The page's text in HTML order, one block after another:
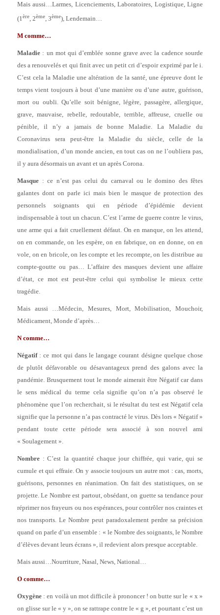
Mais aussi…Larmes, Licenciements, Laboratoires, Logistique, Ligne
(1ère, 2ème, 3ème), Lendemain…
M comme…
Maladie : un mot qui d’emblée sonne grave avec la cadence sourde
des a renouvelés et qui finit avec un petit cri d’espoir exprimé par le i.
C’est cela la Maladie une altération de la santé, une épreuve dont le
temps vient toujours à bout d’une manière ou d’une autre, guérison,
mort ou oubli. Qu’elle soit bénigne, légère, passagère, allergique,
grave, mauvaise, rebelle, redoutable, terrible, affreuse, cruelle ou
pénible, il n’y a jamais de bonne Maladie. La Maladie du
Coronavirus sera peut-être la Maladie du siècle, celle de la
mondialisation, d’un monde ancien, en tout cas on ne l’oubliera pas,
il y aura désormais un avant et un après Corona.
Masque : ce n’est pas celui du carnaval ou le domino des fêtes
galantes dont on parle ici mais bien le masque de protection des
personnels soignants qui en période d’épidémie devient
indispensable à tout un chacun. C’est l’arme de guerre contre le virus,
une arme qui a fait cruellement défaut. On en manque, on les attend,
on en commande, on les espère, on en fabrique, on en donne, on en
vole, on en bricole, on les compte et les recompte, on les distribue au
compte-goutte ou pas… L’affaire des masques devient une affaire
d’état, ce mot est peut-être celui qui symbolise le mieux cette
tragédie.
Mais aussi …Médecin, Mesures, Mort, Mobilisation, Mouchoir,
Médicament, Monde d’après…
N comme…
Négatif: ce mot qui dans le langage courant désigne quelque chose
de plutôt défavorable ou désavantageux prend des galons avec la
pandémie. Brusquement tout le monde aimerait être Négatif car dans
le sens médical du terme cela signifie qu’on n’a pas observé le
phénomène que l’on recherchait, si le résultat du test est Négatif cela
signifie que la personne n’a pas contracté le virus. Dès lors « Négatif »
pendant toute cette période sera associé à son nouvel ami
« Soulagement ».
Nombre : C’est la quantité chaque jour chiffrée, qui varie, qui se
cumule et qui effraie. On y associe toujours un autre mot : cas, morts,
guérisons, personnes en réanimation. On fait des statistiques, on se
projette. Le Nombre est partout, obsédant, on guette sa tendance pour
réprimer nos frayeurs ou nos espérances, pour contrôler nos craintes et
nos transports. Le Nombre peut paradoxalement perdre sa précision
quand on parle d’un ensemble : « le Nombre des soignants, le Nombre
d’élèves devant leurs écrans », il redevient alors presque acceptable.
Mais aussi…Nourriture, Nasal, News, National…
O comme…
Oxygène : en voilà un mot difficile à prononcer ! on butte sur le « x »
on glisse sur le « y », on se rattrape contre le « g », et pourtant c’est un